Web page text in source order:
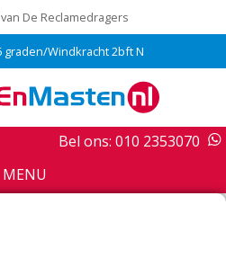
De Reclamedragers
graden/Windkracht 2bft N
Bel ons: 010 2353070
MENU